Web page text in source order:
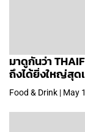
มาดูกันว่า
ถึงได้ยิ่งใหญ่สุด
Food & Drink | May